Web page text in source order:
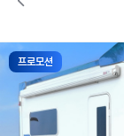
프로모션